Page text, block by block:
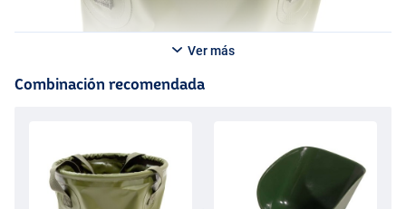
Ver más
Combinación recomendada